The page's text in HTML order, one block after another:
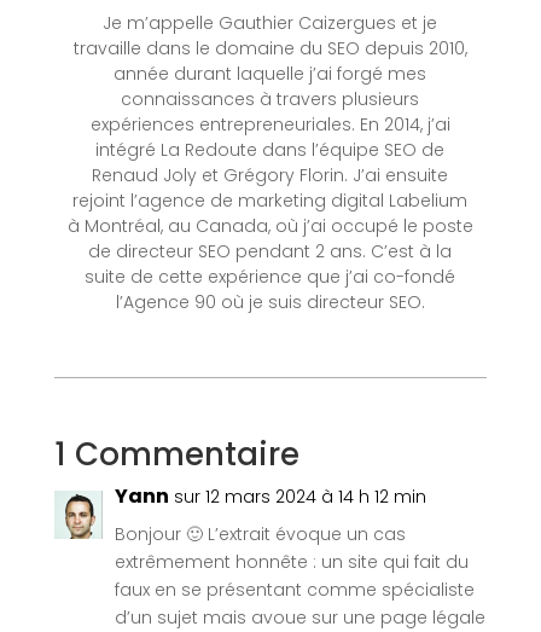
Je m’appelle Gauthier Caizergues et je
travaille dans le domaine du SEO depuis 2010,
année durant laquelle j’ai forgé mes
connaissances à travers plusieurs
expériences entrepreneuriales. En 2014, j’ai
intégré La Redoute dans l’équipe SEO de
Renaud Joly et Grégory Florin. J’ai ensuite
rejoint l’agence de marketing digital Labelium
à Montréal, au Canada, où j’ai occupé le poste
de directeur SEO pendant 2 ans. C’est à la
suite de cette expérience que j’ai co-fondé
l’Agence 90 où je suis directeur SEO.
1 Commentaire
Yann sur 12 mars 2024 à 14 h 12 min
Bonjour 🙂 L’extrait évoque un cas
extrêmement honnête : un site qui fait du
faux en se présentant comme spécialiste
d’un sujet mais avoue sur une page légale